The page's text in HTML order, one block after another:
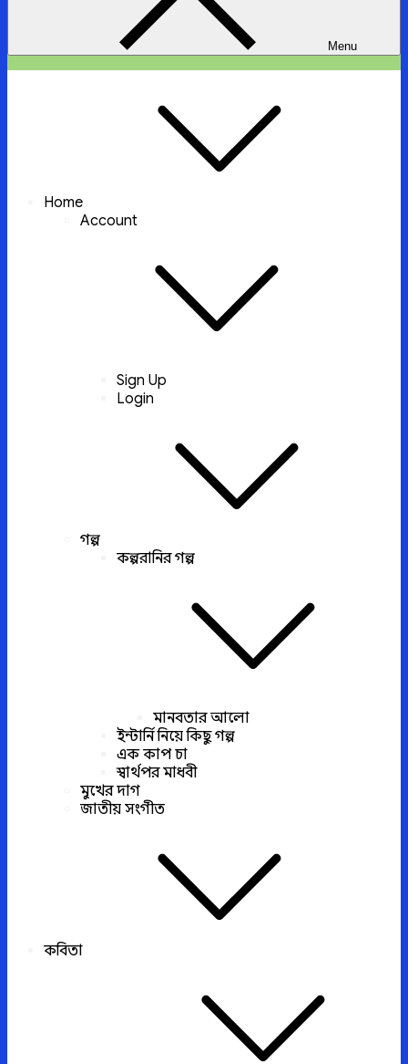
Menu
Home
Account
Sign Up
Login
গল্প
কল্পরানির গল্প
মানবতার আলো
ইন্টার্নি নিয়ে কিছু গল্প
এক কাপ চা
স্বার্থপর মাধবী
মুখের দাগ
জাতীয় সংগীত
কবিতা